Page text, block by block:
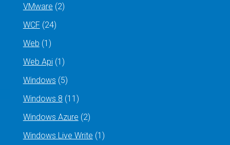
VMware (2)
WCF (24)
Web (1)
Web Api(1)
Windows (5)
Windows 8 (11)
Windows Azure (2)
Windows Live Write (1)